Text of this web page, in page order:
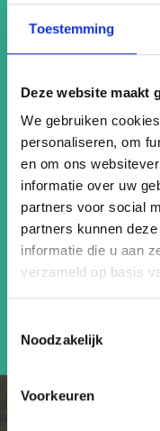
Toestemming
Deze website maakt
We gebruiken
personaliseren, om
en om ons
informatie over uw
partners voor social
partners kunnen
informatie die u aan
verzameld op basis
Noodzakelijk
Voorkeuren
rol als
elegante uitstraling
tot uiting op het
prachtige lanen zoals
een tramrit richting
maken bij het
indrukwekkende
Lees meer